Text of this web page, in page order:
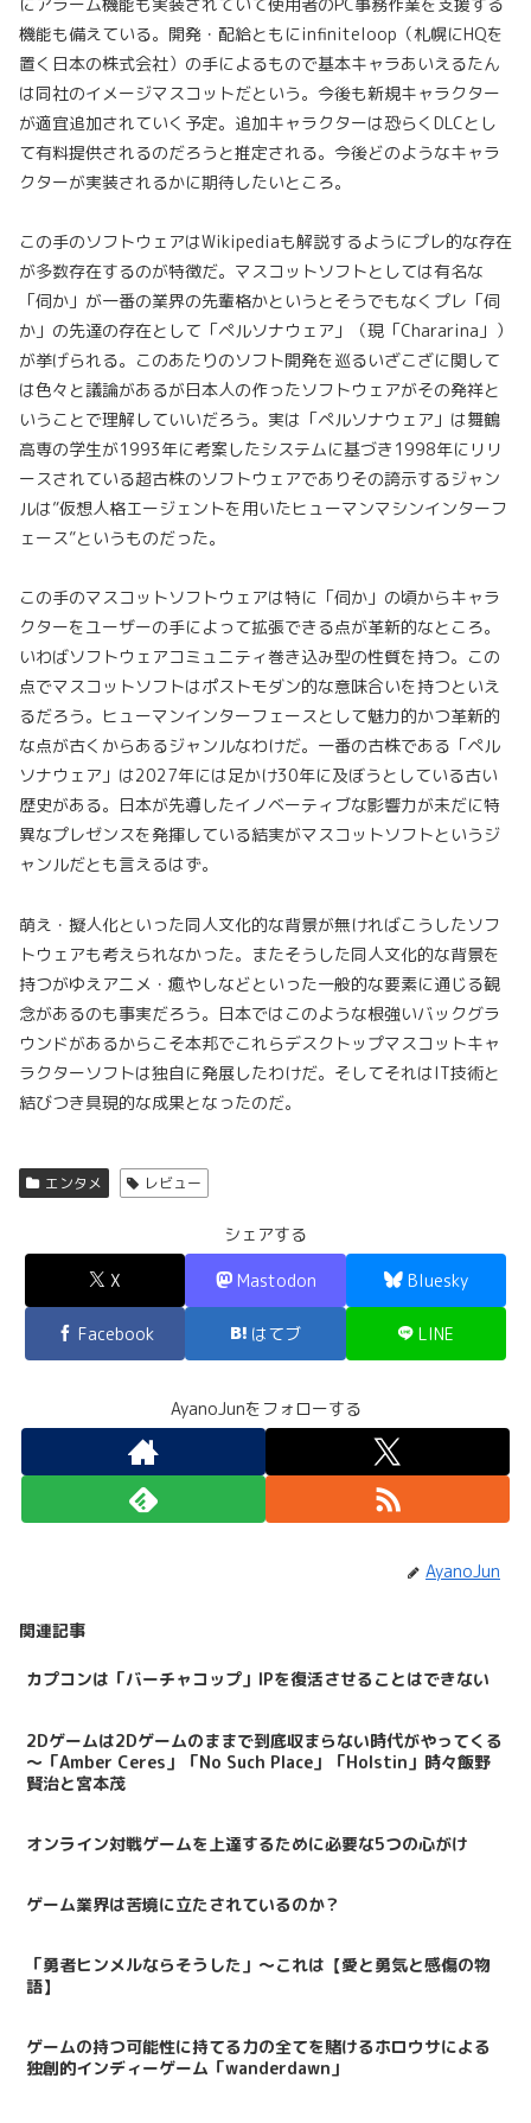
機能も備えている。開発・配給ともにinfiniteloop（札幌にHQを
置く日本の株式会社）の手によるもので基本キャラあいえるたん
は同社のイメージマスコットだという。今後も新規キャラクター
が適宜追加されていく予定。追加キャラクターは恐らくDLCとし
て有料提供されるのだろうと推定される。今後どのようなキャラ
クターが実装されるかに期待したいところ。
この手のソフトウェアはWikipediaも解説するようにプレ的な存在
が多数存在するのが特徴だ。マスコットソフトとしては有名な
「伺か」が一番の業界の先輩格かというとそうでもなくプレ「伺
か」の先達の存在として「ペルソナウェア」（現「Chararina」）
が挙げられる。このあたりのソフト開発を巡るいざこざに関して
は色々と議論があるが日本人の作ったソフトウェアがその発祥と
いうことで理解していいだろう。実は「ペルソナウェア」は舞鶴
高専の学生が1993年に考案したシステムに基づき1998年にリリ
ースされている超古株のソフトウェアでありその誇示するジャン
ルは”仮想人格エージェントを用いたヒューマンマシンインターフ
ェース”というものだった。
この手のマスコットソフトウェアは特に「伺か」の頃からキャラ
クターをユーザーの手によって拡張できる点が革新的なところ。
いわばソフトウェアコミュニティ巻き込み型の性質を持つ。この
点でマスコットソフトはポストモダン的な意味合いを持つといえ
るだろう。ヒューマンインターフェースとして魅力的かつ革新的
な点が古くからあるジャンルなわけだ。一番の古株である「ペル
ソナウェア」は2027年には足かけ30年に及ぼうとしている古い
歴史がある。日本が先導したイノベーティブな影響力が未だに特
異なプレゼンスを発揮している結実がマスコットソフトというジ
ャンルだとも言えるはず。
萌え・擬人化といった同人文化的な背景が無ければこうしたソフ
トウェアも考えられなかった。またそうした同人文化的な背景を
持つがゆえアニメ・癒やしなどといった一般的な要素に通じる観
念があるのも事実だろう。日本ではこのような根強いバックグラ
ウンドがあるからこそ本邦でこれらデスクトップマスコットキャ
ラクターソフトは独自に発展したわけだ。そしてそれはIT技術と
結びつき具現的な成果となったのだ。
エンタメ レビュー
シェアする
X Mastodon Bluesky
Facebook はてブ LINE
AyanoJunをフォローする
AyanoJun
関連記事
カプコンは「バーチャコップ」IPを復活させることはできない
2Dゲームは2Dゲームのままで到底収まらない時代がやってくる
～「Amber Ceres」「No Such Place」「Holstin」時々飯野
賢治と宮本茂
オンライン対戦ゲームを上達するために必要な5つの心がけ
ゲーム業界は苦境に立たされているのか？
「勇者ヒンメルならそうした」～これは【愛と勇気と感傷の物
語】
ゲームの持つ可能性に持てる力の全てを賭けるホロウサによる
独創的インディーゲーム「wanderdawn」